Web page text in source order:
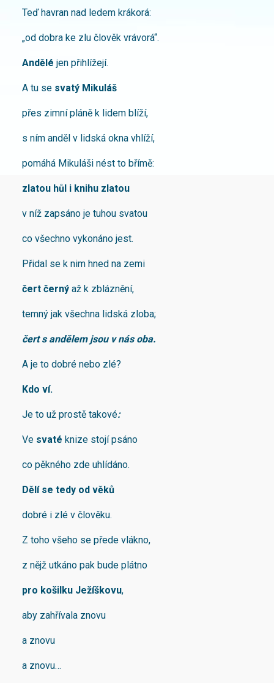
Teď havran nad ledem krákorá:
„od dobra ke zlu člověk vrávorá“.
Andělé jen přihlížejí.
A tu se svatý Mikuláš
přes zimní pláně k lidem blíží,
s ním anděl v lidská okna vhlíží,
pomáhá Mikuláši nést to břímě:
zlatou hůl i knihu zlatou
v níž zapsáno je tuhou svatou
co všechno vykonáno jest.
Přidal se k nim hned na zemi
čert černý až k zbláznění,
temný jak všechna lidská zloba;
čert s andělem jsou v nás oba.
A je to dobré nebo zlé?
Kdo ví.
Je to už prostě takové:
Ve svaté knize stojí psáno
co pěkného zde uhlídáno.
Dělí se tedy od věků
dobré i zlé v člověku.
Z toho všeho se přede vlákno,
z nějž utkáno pak bude plátno
pro košilku Ježíškovu,
aby zahřívala znovu
a znovu
a znovu…